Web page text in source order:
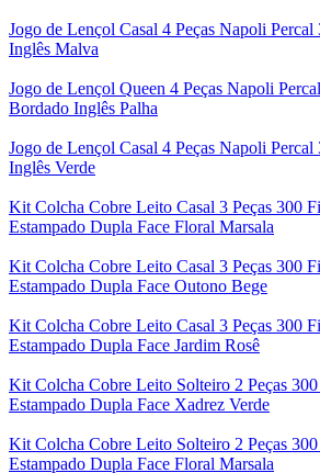
Jogo de Lençol Casal 4 Peças Napoli
Inglês Malva
Jogo de Lençol Queen 4 Peças Napoli
Bordado Inglês Palha
Jogo de Lençol Casal 4 Peças Napoli
Inglês Verde
Kit Colcha Cobre Leito Casal 3 Peças 300
Estampado Dupla Face Floral Marsala
Kit Colcha Cobre Leito Casal 3 Peças 300
Estampado Dupla Face Outono Bege
Kit Colcha Cobre Leito Casal 3 Peças 300
Estampado Dupla Face Jardim Rosê
Kit Colcha Cobre Leito Solteiro 2 Peças
Estampado Dupla Face Xadrez Verde
Kit Colcha Cobre Leito Solteiro 2 Peças
Estampado Dupla Face Floral Marsala